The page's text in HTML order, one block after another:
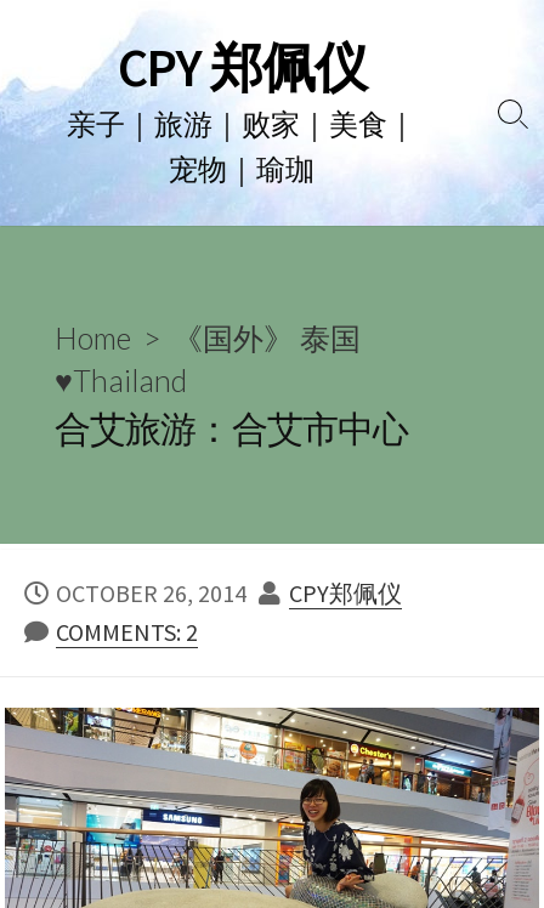
to
content
CPY 郑佩仪
亲子｜旅游｜败家｜美食｜
宠物｜瑜珈
Home >
《国外》 泰国
♥Thailand
合艾旅游：合艾市中心
PUBLISHED
DATE
OCTOBER 26, 2014 AUTHOR
CPY郑佩仪
COMMENTS: 2